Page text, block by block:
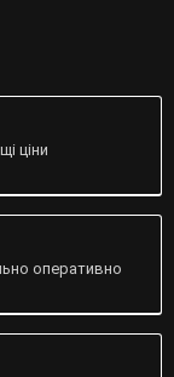
ціни
оперативно